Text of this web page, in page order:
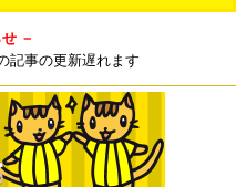
－
記事の更新遅れます